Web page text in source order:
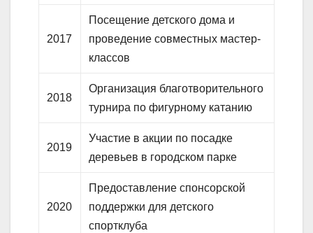
2017
Посещение детского дома и
проведение совместных мастер-
классов
2018
Организация благотворительного
турнира по фигурному катанию
2019
Участие в акции по посадке
деревьев в городском парке
2020
Предоставление спонсорской
поддержки для детского
спортклуба